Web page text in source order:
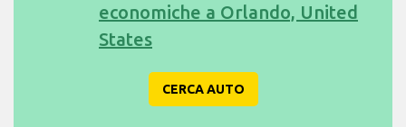
economiche a Orlando, United
States
CERCA AUTO